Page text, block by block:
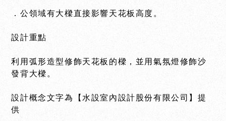
．公領域有大樑直接影響天花板高度。
設計重點
利用弧形造型修飾天花板的樑，並用氣氛燈修飾沙
發背大樑。
設計概念文字為【水設室內設計股份有限公司】提
供